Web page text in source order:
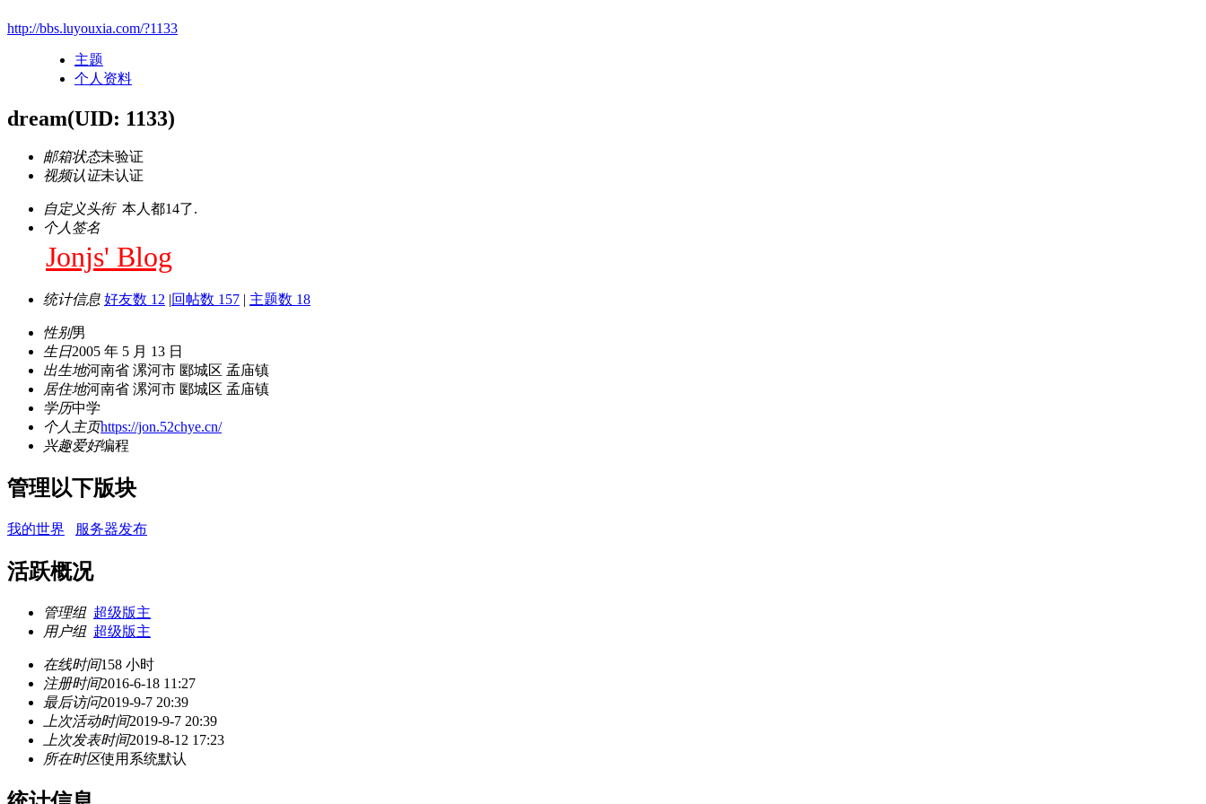
http://bbs.luyouxia.com/?1133
主题
个人资料
dream(UID: 1133)
邮箱状态未验证
视频认证未认证
自定义头衔 本人都14了.
个人签名
Jonjs' Blog
统计信息 好友数 12 |回帖数 157 | 主题数 18
性别男
生日2005 年 5 月 13 日
出生地河南省 漯河市 郾城区 孟庙镇
居住地河南省 漯河市 郾城区 孟庙镇
学历中学
个人主页https://jon.52chye.cn/
兴趣爱好编程
管理以下版块
我的世界 服务器发布
活跃概况
管理组 超级版主
用户组 超级版主
在线时间158 小时
注册时间2016-6-18 11:27
最后访问2019-9-7 20:39
上次活动时间2019-9-7 20:39
上次发表时间2019-8-12 17:23
所在时区使用系统默认